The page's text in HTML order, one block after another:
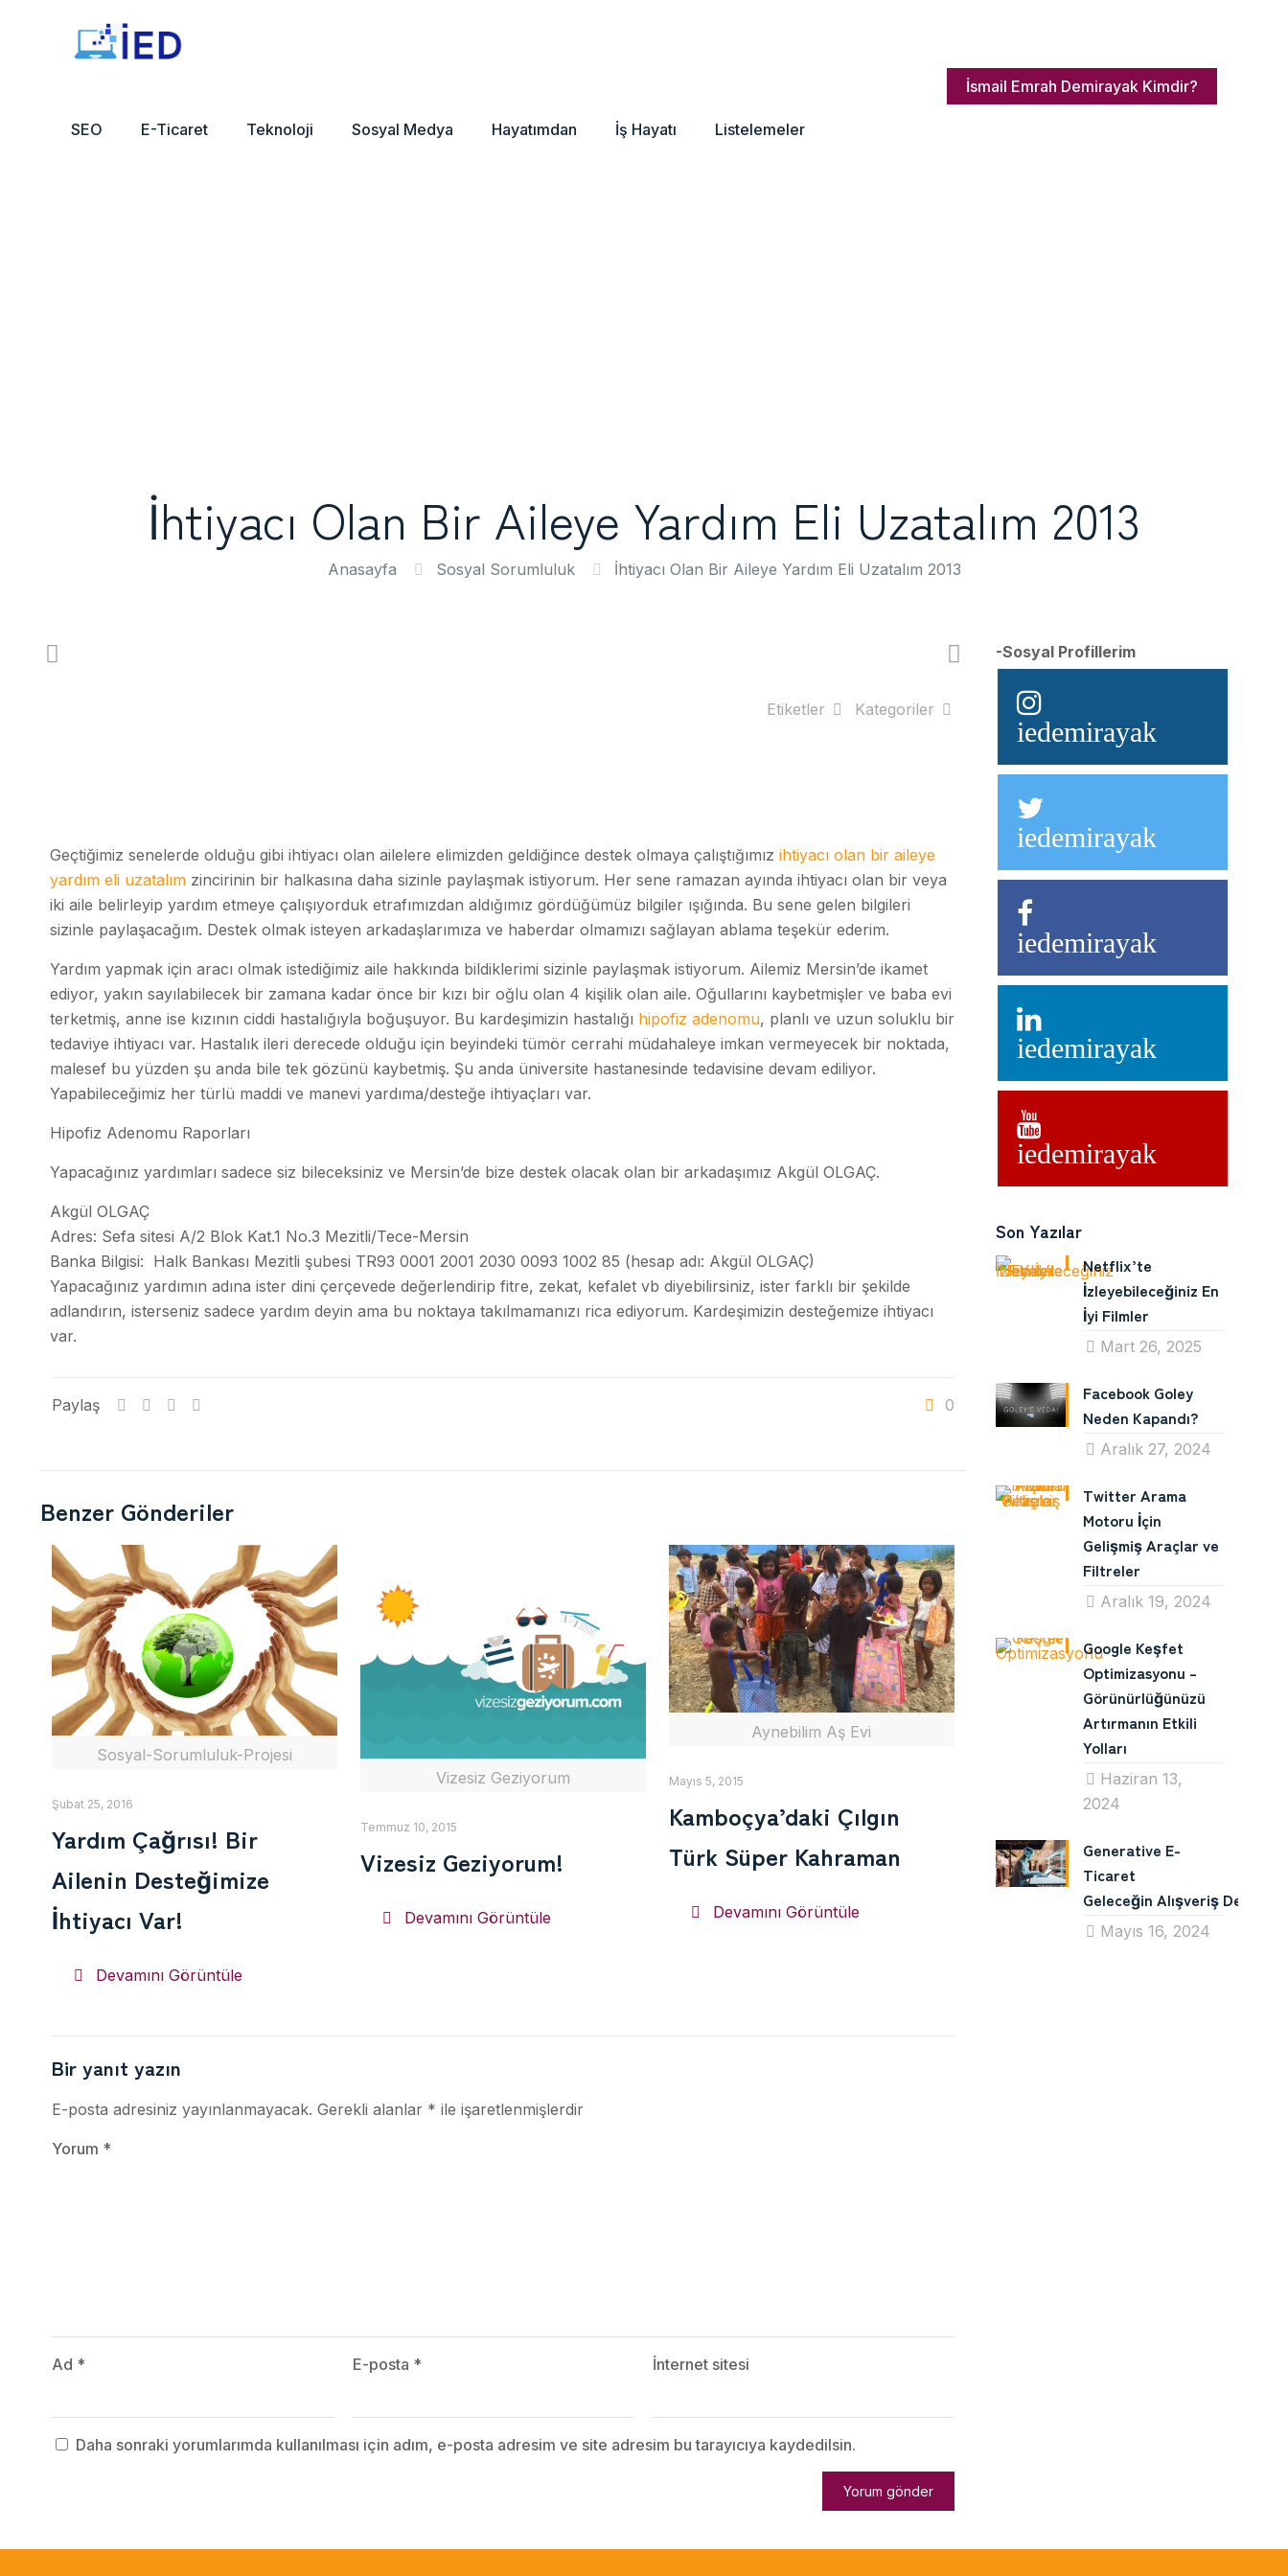
SEO E-Ticaret Teknoloji Sosyal Medya Hayatımdan İş Hayatı Listelemeler
İsmail Emrah Demirayak Kimdir?
İhtiyacı Olan Bir Aileye Yardım Eli Uzatalım 2013
Anasayfa Sosyal Sorumluluk İhtiyacı Olan Bir Aileye Yardım Eli Uzatalım 2013
Kategoriler
Etiketler
Geçtiğimiz senelerde olduğu gibi ihtiyacı olan ailelere elimizden geldiğince destek olmaya çalıştığımız ihtiyacı olan bir aileye
yardım eli uzatalımzincirinin bir halkasına daha sizinle paylaşmak istiyorum. Her sene ramazan ayında ihtiyacı olan bir veya
iki aile belirleyip yardım etmeye çalışıyorduk etrafımızdan aldığımız gördüğümüz bilgiler ışığında. Bu sene gelen bilgileri
sizinle paylaşacağım. Destek olmak isteyen arkadaşlarımıza ve haberdar olmamızı sağlayan ablama teşekür ederim.
Yardım yapmak için aracı olmak istediğimiz aile hakkında bildiklerimi sizinle paylaşmak istiyorum. Ailemiz Mersin’de ikamet
ediyor, yakın sayılabilecek bir zamana kadar önce bir kızı bir oğlu olan 4 kişilik olan aile. Oğullarını kaybetmişler ve baba evi
terketmiş, anne ise kızının ciddi hastalığıyla boğuşuyor. Bu kardeşimizin hastalığı hipofiz adenomu, planlı ve uzun soluklu bir
tedaviye ihtiyacı var. Hastalık ileri derecede olduğu için beyindeki tümör cerrahi müdahaleye imkan vermeyecek bir noktada,
malesef bu yüzden şu anda bile tek gözünü kaybetmiş. Şu anda üniversite hastanesinde tedavisine devam ediliyor.
Yapabileceğimiz her türlü maddi ve manevi yardıma/desteğe ihtiyaçları var.
Hipofiz Adenomu Raporları
Yapacağınız yardımları sadece siz bileceksiniz ve Mersin’de bize destek olacak olan bir arkadaşımız Akgül OLGAÇ.
Akgül OLGAÇ
Adres: Sefa sitesi A/2 Blok Kat.1 No.3 Mezitli/Tece-Mersin
Banka Bilgisi: Halk Bankası Mezitli şubesi TR93 0001 2001 2030 0093 1002 85 (hesap adı: Akgül OLGAÇ)
Yapacağınız yardımın adına ister dini çerçevede değerlendirip fitre, zekat, kefalet vb diyebilirsiniz, ister farklı bir şekilde
adlandırın, isterseniz sadece yardım deyin ama bu noktaya takılmamanızı rica ediyorum. Kardeşimizin desteğemize ihtiyacı
var.
Paylaş 0
Benzer Gönderiler
Sosyal-Sorumluluk-Projesi
Şubat 25, 2016
Yardım Çağrısı! Bir
Ailenin Desteğimize
İhtiyacı Var!
Devamını Görüntüle
Vizesiz Geziyorum
Temmuz 10, 2015
Vizesiz Geziyorum!
Devamını Görüntüle
Aynebilim Aş Evi
Mayıs 5, 2015
Kamboçya’daki Çılgın
Türk Süper Kahraman
Devamını Görüntüle
Bir yanıt yazın
E-posta adresiniz yayınlanmayacak. Gerekli alanlar * ile işaretlenmişlerdir
Yorum *
Ad * E-posta * İnternet sitesi
Daha sonraki yorumlarımda kullanılması için adım, e-posta adresim ve site adresim bu tarayıcıya kaydedilsin.
-Sosyal Profillerim
iedemirayak
iedemirayak
iedemirayak
iedemirayak
iedemirayak
Son Yazılar
Netflix’te
İzleyebileceğiniz En
İyi Filmler
Mart 26, 2025
Facebook Goley
Neden Kapandı?
Aralık 27, 2024
Twitter Arama
Motoru İçin
Gelişmiş Araçlar ve
Filtreler
Aralık 19, 2024
Google Keşfet
Optimizasyonu –
Görünürlüğünüzü
Artırmanın Etkili
Yolları
Haziran 13,
2024
Generative E-
Ticaret
Geleceğin Alışveriş
Mayıs 16, 2024